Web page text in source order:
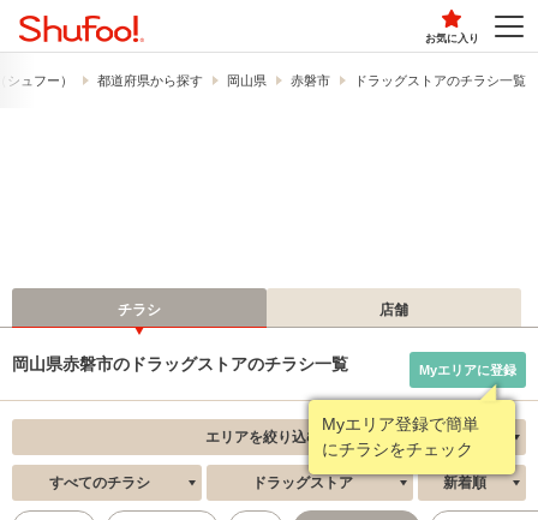
お気に入り
ュフー） 都道府県から探す 岡山県 赤磐市 ドラッグストアのチラシ一覧
チラシ 店舗
岡山県赤磐市のドラッグストアのチラシ一覧
Myエリア登録で簡単
にチラシをチェック
Myエリアに登録
エリアを絞り込む
すべてのチラシ ドラッグストア 新着順